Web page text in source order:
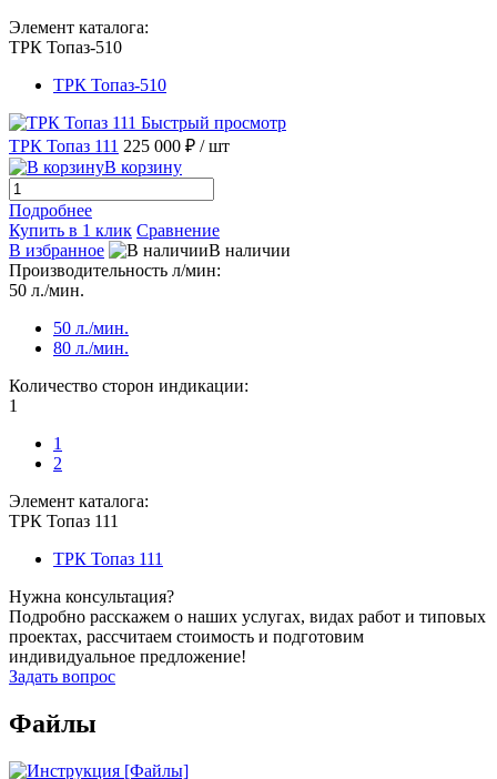
Элемент каталога:
ТРК Топаз-510
ТРК Топаз-510
Быстрый просмотр
ТРК Топаз 111 225 000 ₽ / шт
В корзину
Подробнее
Купить в 1 клик Сравнение
В избранное
В наличии
Производительность л/мин:
50 л./мин.
50 л./мин.
80 л./мин.
Количество сторон индикации:
1
1
2
Элемент каталога:
ТРК Топаз 111
ТРК Топаз 111
Нужна консультация?
Подробно расскажем о наших услугах, видах работ и типовых
проектах, рассчитаем стоимость и подготовим
индивидуальное предложение!
Задать вопрос
Файлы